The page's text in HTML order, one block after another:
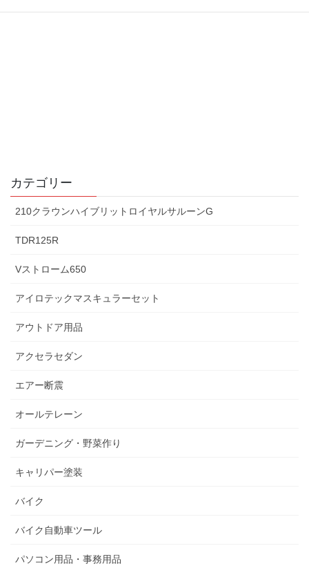
カテゴリー
210クラウンハイブリットロイヤルサルーンG
TDR125R
Vストローム650
アイロテックマスキュラーセット
アウトドア用品
アクセラセダン
エアー断震
オールテレーン
ガーデニング・野菜作り
キャリパー塗装
バイク
バイク自動車ツール
パソコン用品・事務用品